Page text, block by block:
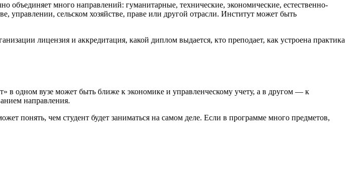
много направлений: гуманитарные, технические, экономические, естественно-
управлении, сельском хозяйстве, праве или другой отрасли. Институт может быть
лицензия и аккредитация, какой диплом выдается, кто преподает, как устроена практика
одном вузе может быть ближе к экономике и управленческому учету, а в другом — к
направления.
понять, чем студент будет заниматься на самом деле. Если в программе много предметов,